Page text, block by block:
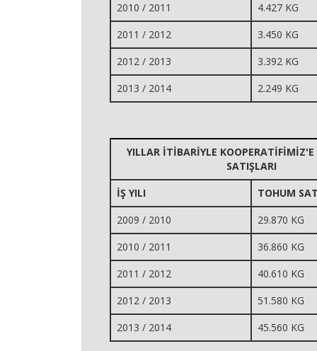
2010 / 2011
4.427 KG
2011 / 2012
3.450 KG
2012 / 2013
3.392 KG
2013 / 2014
2.249 KG
YILLAR İTİBARİYLE
SATIŞLARI
İŞ YILI
TOHUM
2009 / 2010
29.870 KG
2010 / 2011
36.860 KG
2011 / 2012
40.610 KG
2012 / 2013
51.580 KG
2013 / 2014
45.560 KG